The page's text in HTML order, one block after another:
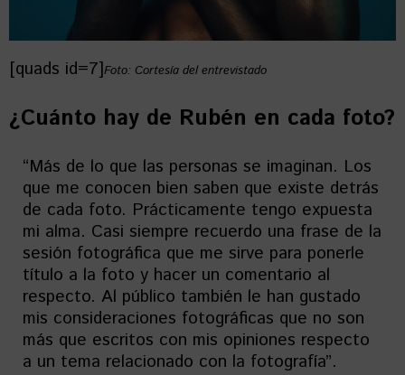
[quads id=7]Foto: Cortesía del entrevistado
¿Cuánto hay de Rubén en cada foto?
“Más de lo que las personas se imaginan. Los
que me conocen bien saben que existe detrás
de cada foto. Prácticamente tengo expuesta
mi alma. Casi siempre recuerdo una frase de la
sesión fotográfica que me sirve para ponerle
título a la foto y hacer un comentario al
respecto. Al público también le han gustado
mis consideraciones fotográficas que no son
más que escritos con mis opiniones respecto
a un tema relacionado con la fotografía”.